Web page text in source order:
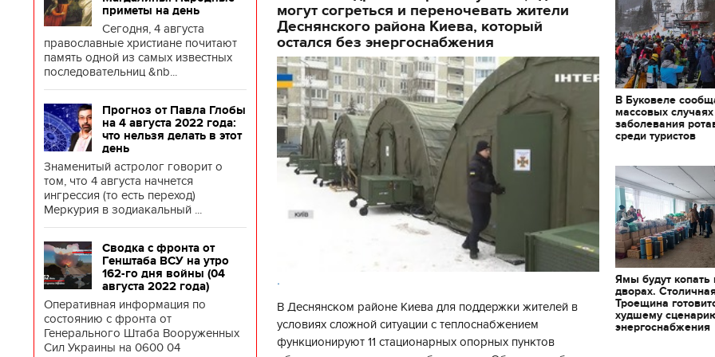
приметы на день
Сегодня, 4 августа
православные христиане почитают
память одной из самых известных
последовательниц &nb...
Прогноз от Павла Глобы
на 4 августа 2022 года:
что нельзя делать в этот
день
Знаменитый астролог говорит о
том, что 4 августа начнется
ингрессия (то есть переход)
Меркурия в зодиакальный ...
Сводка с фронта от
Генштаба ВСУ на утро
162-го дня войны (04
августа 2022 года)
Оперативная информация по
состоянию с фронта от
Генерального Штаба Вооруженных
Сил Украины на 0600 04
могут согреться и переночевать жители
Деснянского района Киева, который
остался без энергоснабжения
.
В Деснянском районе Киева для поддержки жителей в
условиях сложной ситуации с теплоснабжением
функционируют 11 стационарных опорных пунктов
В Буковеле
массовых случаях
заболевания
среди туристов
Ямы будут копать
дворах.
Троещина
худшему
энергоснабжения
декорации к фильму
"Сторожевая